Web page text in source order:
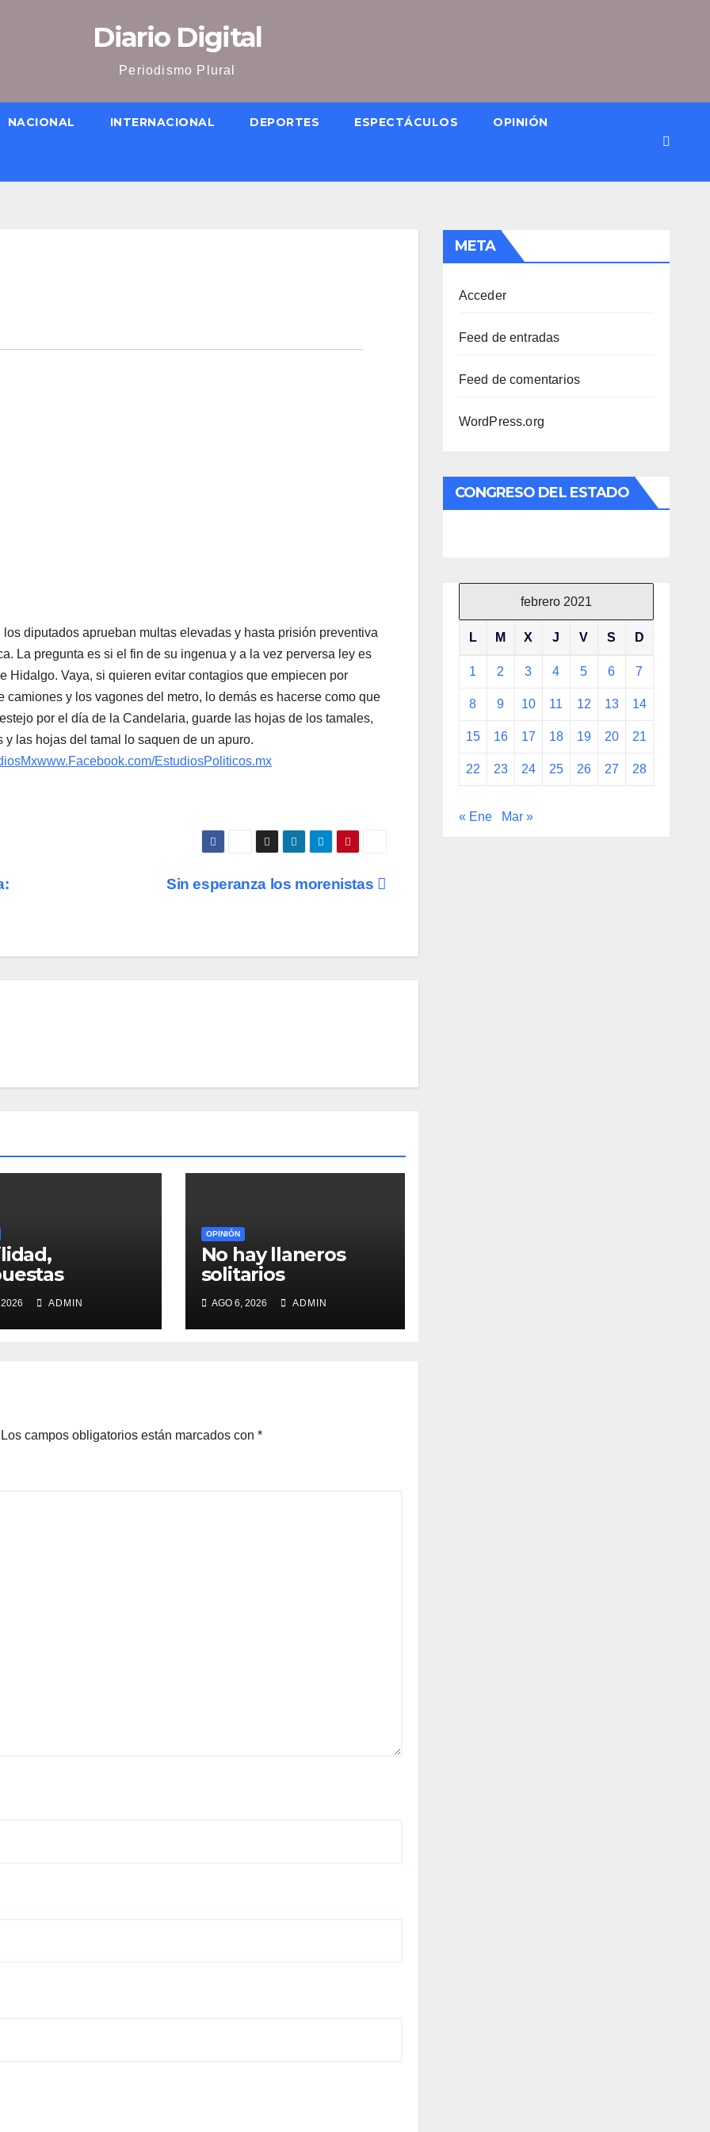
Diario Digital
Periodismo Plural
NACIONAL INTERNACIONAL DEPORTES ESPECTÁCULOS OPINIÓN
diputados aprueban multas elevadas y hasta prisión preventiva
La pregunta es si el fin de su ingenua y a la vez perversa ley es
Hidalgo. Vaya, si quieren evitar contagios que empiecen por
y los vagones del metro, lo demás es hacerse como que
por el día de la Candelaria, guarde las hojas de los tamales,
las hojas del tamal lo saquen de un apuro.
www.Facebook.com/EstudiosPoliticos.mx
Sin esperanza los morenistas
ADMIN
OPINIÓN
No hay llaneros
solitarios
AGO 6, 2026 ADMIN
Los campos obligatorios están marcados con *
META
Acceder
Feed de entradas
Feed de comentarios
WordPress.org
CONGRESO DEL ESTADO
febrero 2021
L M X J V S D
1 2 3 4 5 6 7
8 9 10 11 12 13 14
15 16 17 18 19 20 21
22 23 24 25 26 27 28
« Ene Mar »